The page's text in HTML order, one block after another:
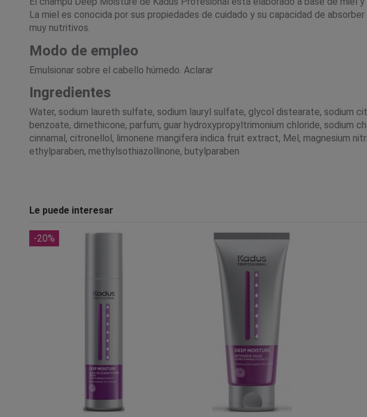
La miel es conocida por sus propiedades de cuidado y su capacidad de
muy nutritivos.
Modo de empleo
Emulsionar sobre el cabello húmedo. Aclarar
Ingredientes
Water, sodium laureth sulfate, sodium lauryl sulfate, glycol distearate, sodium
benzoate, dimethicone, parfum, guar hydroxypropyltrimonium chloride, sodium
cinnamal, citronellol, limonene mangifera indica fruit extract, Mel, magnesium
ethylparaben, methylsothiazollinone, butylparaben
Le puede interesar
-20%